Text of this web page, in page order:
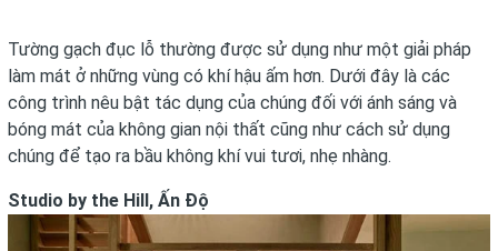
Tường gạch đục lỗ thường được sử dụng như một giải pháp
làm mát ở những vùng có khí hậu ấm hơn. Dưới đây là các
công trình nêu bật tác dụng của chúng đối với ánh sáng và
bóng mát của không gian nội thất cũng như cách sử dụng
chúng để tạo ra bầu không khí vui tươi, nhẹ nhàng.
Studio by the Hill, Ấn Độ